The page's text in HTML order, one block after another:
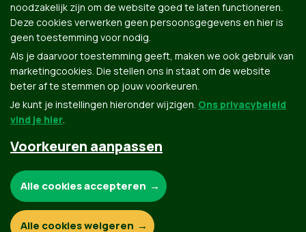
Groen.be
Contact Privacybeleid
noodzakelijk zijn om de website goed te laten functioneren.
Deze cookies verwerken geen persoonsgegevens en hier is
geen toestemming voor nodig.
Als je daarvoor toestemming geeft, maken we ook gebruik van
marketingcookies. Die stellen ons in staat om de website
beter af te stemmen op jouw voorkeuren.
Je kunt je instellingen hieronder wijzigen. Ons privacybeleid
vind je hier.
Voorkeuren aanpassen
Functionele en analytische cookies:
Alle cookies accepteren
Alle cookies weigeren